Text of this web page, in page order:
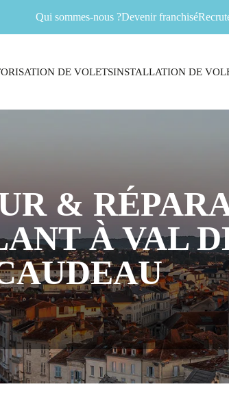
Qui sommes-nous ?Devenir franchisé
DE VOLETSINSTALLATION DE
&
À VAL